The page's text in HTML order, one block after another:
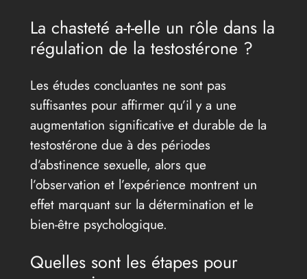
La chasteté a-t-elle un rôle dans la
régulation de la testostérone ?
Les études concluantes ne sont pas
suffisantes pour affirmer qu’il y a une
augmentation significative et durable de la
testostérone due à des périodes
d’abstinence sexuelle, alors que
l’observation et l’expérience montrent un
effet marquant sur la détermination et le
bien-être psychologique.
Quelles sont les étapes pour